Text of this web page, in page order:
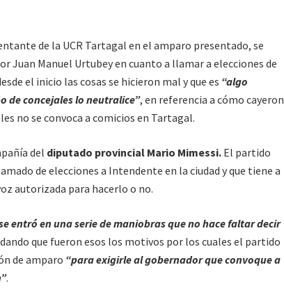
de la UCR Tartagal en el amparo presentado, se
Juan Manuel Urtubey en cuanto a llamar a elecciones de
el inicio las cosas se hicieron mal y que es “algo
de concejales lo neutralice”, en referencia a cómo cayeron
no se convoca a comicios en Tartagal.
del diputado provincial Mario Mimessi. El partido
de elecciones a Intendente en la ciudad y que tiene a
autorizada para hacerlo o no.
entró en una serie de maniobras que no hace faltar decir
que fueron esos los motivos por los cuales el partido
de amparo “para exigirle al gobernador que convoque a
.